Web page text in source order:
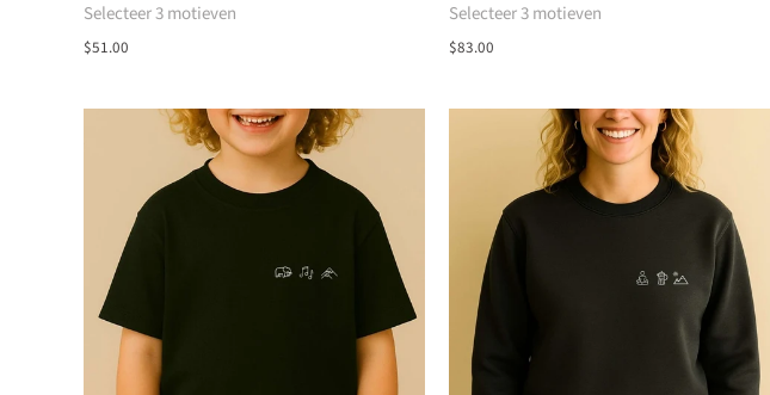
Selecteer 3 motieven
$51.00
Selecteer 3 motieven
$83.00